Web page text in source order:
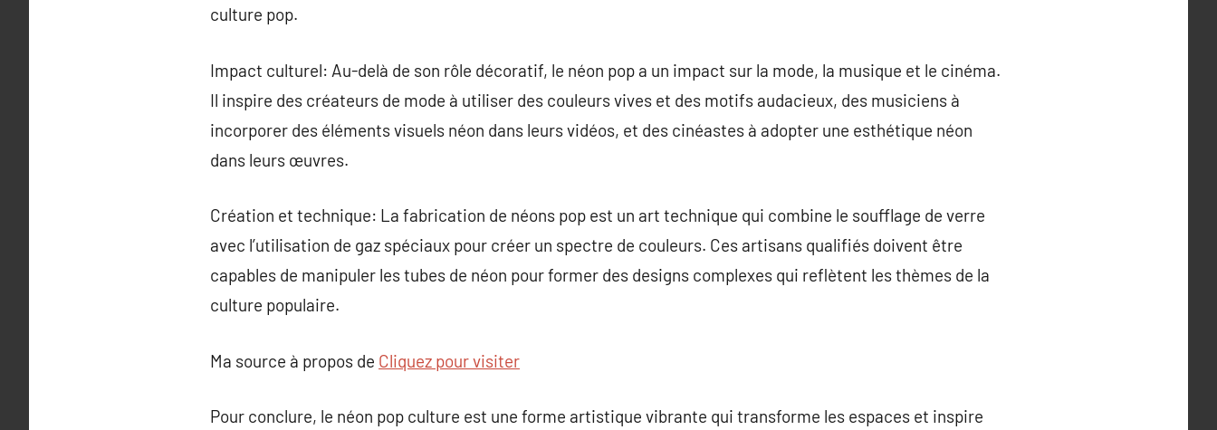
culture pop.
Impact culturel: Au-delà de son rôle décoratif, le néon pop a un impact sur la mode, la musique et le cinéma.
Il inspire des créateurs de mode à utiliser des couleurs vives et des motifs audacieux, des musiciens à
incorporer des éléments visuels néon dans leurs vidéos, et des cinéastes à adopter une esthétique néon
dans leurs œuvres.
Création et technique: La fabrication de néons pop est un art technique qui combine le soufflage de verre
avec l’utilisation de gaz spéciaux pour créer un spectre de couleurs. Ces artisans qualifiés doivent être
capables de manipuler les tubes de néon pour former des designs complexes qui reflètent les thèmes de la
culture populaire.
Ma source à propos de Cliquez pour visiter
Pour conclure, le néon pop culture est une forme artistique vibrante qui transforme les espaces et inspire